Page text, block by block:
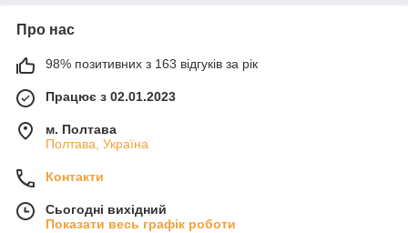
Про нас
98% позитивних з 163 відгуків за рік
Працює з 02.01.2023
м. Полтава
Полтава, Україна
Контакти
Сьогодні вихідний
Показати весь графік роботи